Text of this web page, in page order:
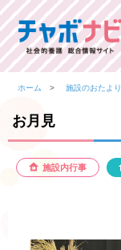
ホーム 施設のおたより
お月見
施設内行事